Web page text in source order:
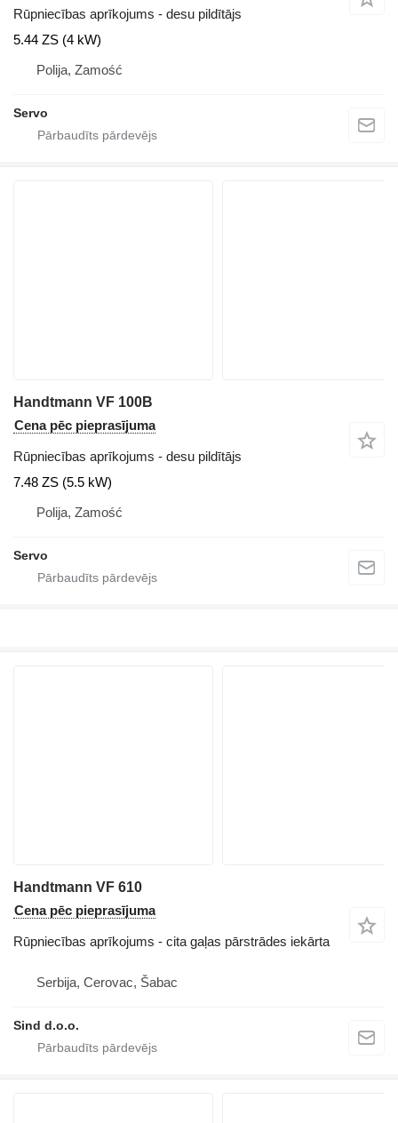
Rūpniecības aprīkojums - desu pildītājs
5.44 ZS (4 kW)
Polija, Zamość
Servo
Handtmann VF 100B
Cena pēc pieprasījuma
Rūpniecības aprīkojums - desu pildītājs
7.48 ZS (5.5 kW)
Polija, Zamość
Servo
Handtmann VF 610
Cena pēc pieprasījuma
Rūpniecības aprīkojums - cita gaļas pārstrādes iekārta
Serbija, Cerovac, Šabac
Sind d.o.o.